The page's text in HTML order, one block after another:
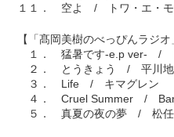
１１． 空よ / トワ・エ・モ
【「髙岡美樹のべっぴんラジ
１． 猛暑です-e.p ver- /
２． とうきょう / 平川地
３． Life / キマグレン
４． Cruel Summer /
５． 真夏の夜の夢 / 松